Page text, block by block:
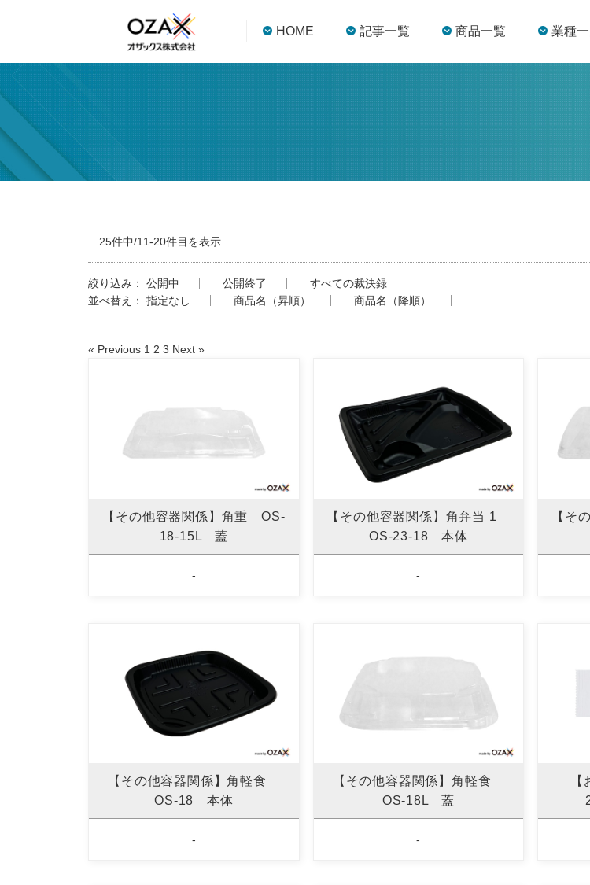
HOME 記事一覧 商品一覧 業種
25件中/11-20件目を表示
絞り込み： 公開中 公開終了
すべての裁決録
並べ替え：
指定なし 商品名（昇順） 商品名（降順）
« Previous 1 2 3 Next »
【その他容器関係】角重 OS-
18-15L 蓋
-
【その他容器関係】角弁当 1
OS-23-18 本体
-
【そ
【その他容器関係】角軽食
OS-18 本体
-
【その他容器関係】角軽食
OS-18L 蓋
-